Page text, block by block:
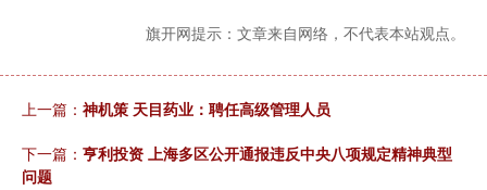
旗开网提示：文章来自网络，不代表本站观点。
上一篇： 神机策 天目药业：聘任高级管理人员
下一篇： 亨利投资 上海多区公开通报违反中央八项规定精神典型
问题